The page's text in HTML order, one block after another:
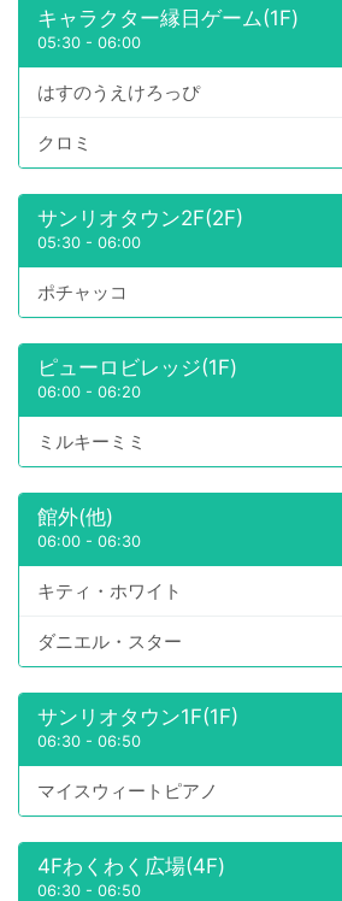
キャラクター縁日ゲーム(1F)
05:30 - 06:00
はすのうえけろっぴ
クロミ
サンリオタウン2F(2F)
05:30 - 06:00
ポチャッコ
ピューロビレッジ(1F)
06:00 - 06:20
ミルキーミミ
館外(他)
06:00 - 06:30
キティ・ホワイト
ダニエル・スター
サンリオタウン1F(1F)
06:30 - 06:50
マイスウィートピアノ
4Fわくわく広場(4F)
06:30 - 06:50